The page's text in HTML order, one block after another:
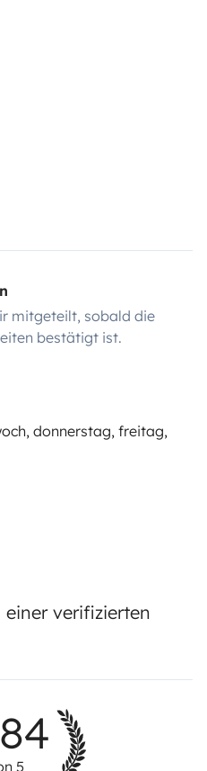
mitgeteilt, sobald die
bestätigt ist.
donnerstag, freitag,
einer verifizierten
5